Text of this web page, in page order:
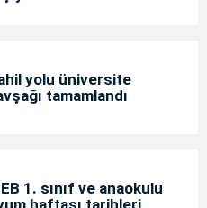
yolu üniversite
tamamlandı
1. sınıf ve anaokulu